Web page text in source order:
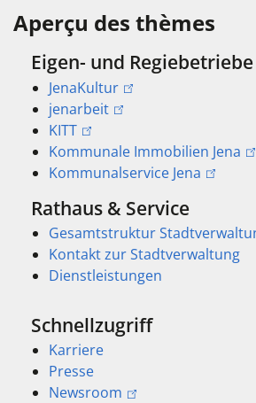
Aperçu des thèmes
Eigen- und Regiebetriebe
JenaKultur
jenarbeit
KITT
Kommunale Immobilien Jena
Kommunalservice Jena
Rathaus & Service
Gesamtstruktur
Kontakt zur Stadtverwaltung
Dienstleistungen
Schnellzugriff
Karriere
Presse
Newsroom